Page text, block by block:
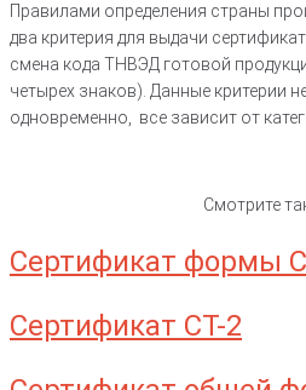
Правилами определения страны
два критерия для выдачи
смена кода ТНВЭД готовой
четырех знаков). Данные критерии
одновременно, все зависит от
Смотрите
Сертификат формы
Сертификат СТ-2